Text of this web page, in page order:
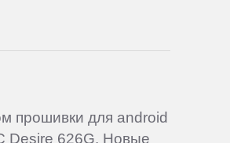
прошивки для android
Desire 626G. Новые